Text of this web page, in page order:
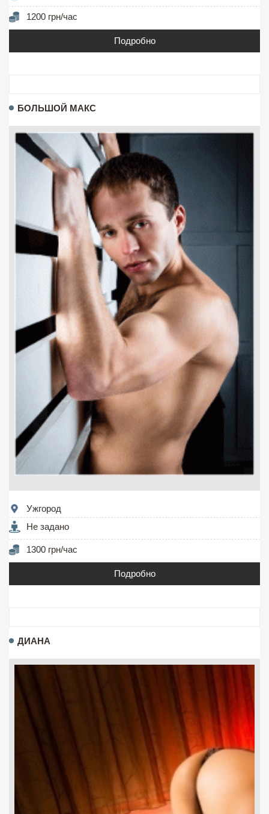
1200 грн/час
Подробно
БОЛЬШОЙ МАКС
Ужгород
Не задано
1300 грн/час
Подробно
ДИАНА